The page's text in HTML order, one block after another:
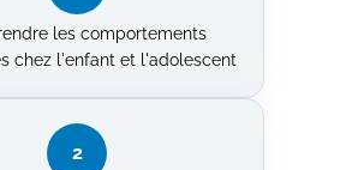
les comportements
chez l'enfant et l'adolescent
2